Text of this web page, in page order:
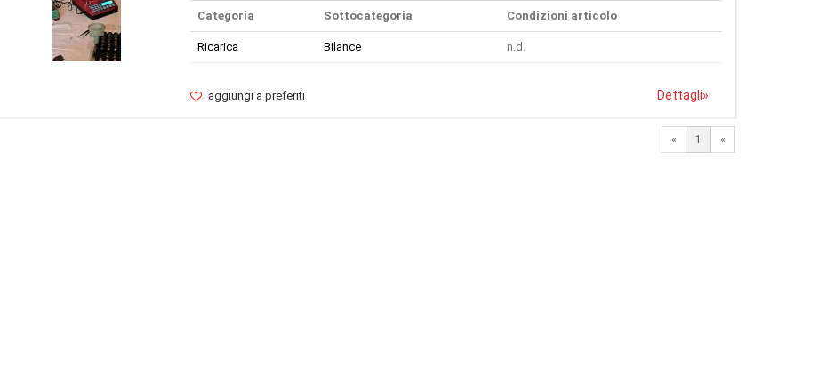
Categoria Sottocategoria Condizioni articolo
Ricarica Bilance n.d.
aggiungi a preferiti Dettagli»
« 1 «